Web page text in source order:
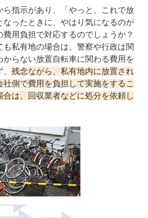
指示があり、「やっと、これで放
ったときに、やはり気になるのが
用負担で対応するのでしょうか？
私有地の場合は、警察や行政は関
らない放置自転車に関わる費用を
残念ながら、私有地内に放置され
側で費用を負担して実施をするこ
は、回収業者などに処分を依頼し